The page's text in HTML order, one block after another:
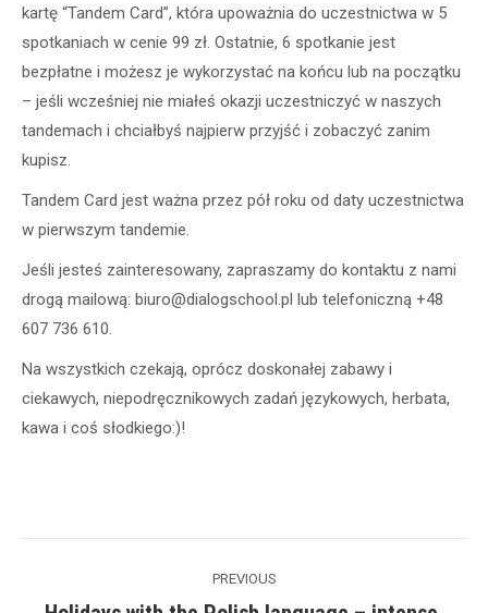
kartę “Tandem Card”, która upoważnia do uczestnictwa w 5
spotkaniach w cenie 99 zł. Ostatnie, 6 spotkanie jest
bezpłatne i możesz je wykorzystać na końcu lub na początku
– jeśli wcześniej nie miałeś okazji uczestniczyć w naszych
tandemach i chciałbyś najpierw przyjść i zobaczyć zanim
kupisz.
Tandem Card jest ważna przez pół roku od daty uczestnictwa
w pierwszym tandemie.
Jeśli jesteś zainteresowany, zapraszamy do kontaktu z nami
drogą mailową: biuro@dialogschool.pl lub telefoniczną +48
607 736 610.
Na wszystkich czekają, oprócz doskonałej zabawy i
ciekawych, niepodręcznikowych zadań językowych, herbata,
kawa i coś słodkiego:)!
PREVIOUS